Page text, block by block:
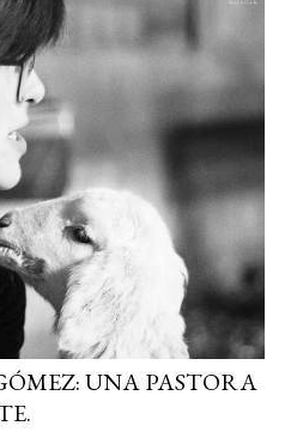
UNA PASTORA